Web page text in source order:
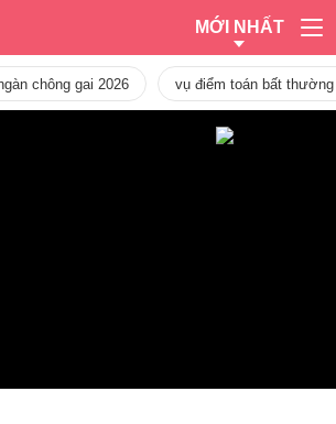
MỚI NHẤT
chông gai 2026 vụ điểm toán bất